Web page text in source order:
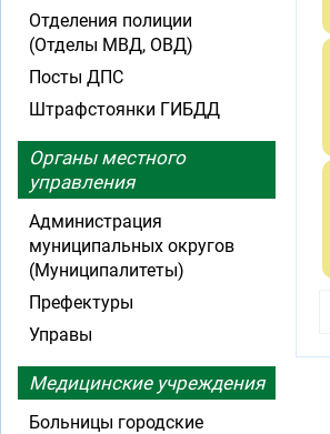
Отделения полиции
(Отделы МВД, ОВД)
Посты ДПС
Штрафстоянки ГИБДД
Органы местного
управления
Администрация
муниципальных округов
(Муниципалитеты)
Префектуры
Управы
Медицинские учреждения
Больницы городские